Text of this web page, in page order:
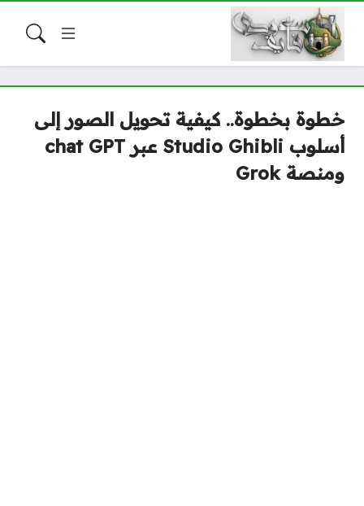
خطوة بخطوة.. كيفية تحويل الصور إلى
أسلوب Studio Ghibli عبر chat GPT
ومنصة Grok